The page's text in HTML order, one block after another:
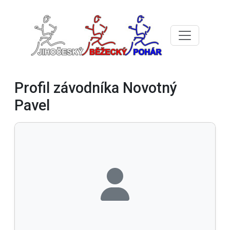
Profil závodníka Novotný
Pavel